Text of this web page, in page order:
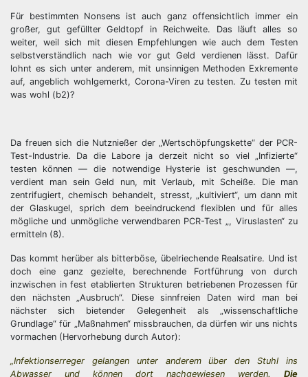
Für bestimmten Nonsens ist auch ganz offensichtlich immer ein
großer, gut gefüllter Geldtopf in Reichweite. Das läuft alles so
weiter, weil sich mit diesen Empfehlungen wie auch dem Testen
selbstverständlich nach wie vor gut Geld verdienen lässt. Dafür
lohnt es sich unter anderem, mit unsinnigen Methoden Exkremente
auf, angeblich wohlgemerkt, Corona-Viren zu testen. Zu testen mit
was wohl (b2)?
Da freuen sich die Nutznießer der „Wertschöpfungskette“ der PCR-
Test-Industrie. Da die Labore ja derzeit nicht so viel „Infizierte“
testen können — die notwendige Hysterie ist geschwunden —,
verdient man sein Geld nun, mit Verlaub, mit Scheiße. Die man
zentrifugiert, chemisch behandelt, stresst, „kultiviert“, um dann mit
der Glaskugel, sprich dem beeindruckend flexiblen und für alles
mögliche und unmögliche verwendbaren PCR-Test „, Viruslasten“ zu
ermitteln (8).
Das kommt herüber als bitterböse, übelriechende Realsatire. Und ist
doch eine ganz gezielte, berechnende Fortführung von durch
inzwischen in fest etablierten Strukturen betriebenen Prozessen für
den nächsten „Ausbruch“. Diese sinnfreien Daten wird man bei
nächster sich bietender Gelegenheit als „wissenschaftliche
Grundlage“ für „Maßnahmen“ missbrauchen, da dürfen wir uns nichts
vormachen (Hervorhebung durch Autor):
„Infektionserreger gelangen unter anderem über den Stuhl ins
Abwasser und können dort nachgewiesen werden. Die